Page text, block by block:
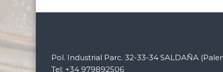
Pol. Industrial Parc. 32-33-34 SALDAÑA
Tel: +34 979892506